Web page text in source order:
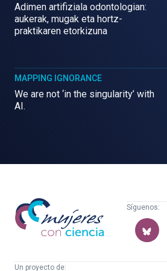
Adimen artifiziala odontologian:
aukerak, mugak eta hortz-
praktikaren etorkizuna
MAPPING IGNORANCE
We are not ‘in the singularity’ with
AI.
Mujeres
con
ciencia
Síguenos:
Un proyecto de: